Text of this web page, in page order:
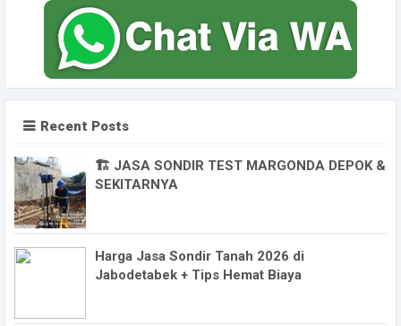
Recent Posts
🏗️ JASA SONDIR TEST MARGONDA DEPOK &
SEKITARNYA
Harga Jasa Sondir Tanah 2026 di
Jabodetabek + Tips Hemat Biaya